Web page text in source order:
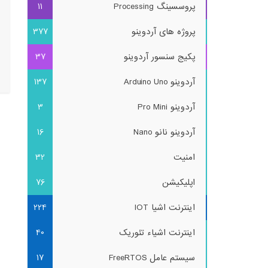
پروسسینگ Processing
11
پروژه های آردوینو
377
پکیج سنسور آردوینو
37
آردوینو Arduino Uno
137
آردوینو Pro Mini
3
آردوینو نانو Nano
16
امنیت
32
اپلیکیشن
76
اینترنت اشیا IOT
224
اینترنت اشیاء تئوریک
40
سیستم عامل FreeRTOS
17